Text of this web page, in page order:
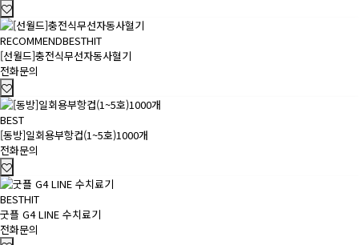
RECOMMENDBESTHIT
[선월드]충전식무선자동사혈기
전화문의
BEST
[동방]일회용부항컵(1~5호)1000개
전화문의
BESTHIT
굿플 G4 LINE 수치료기
전화문의